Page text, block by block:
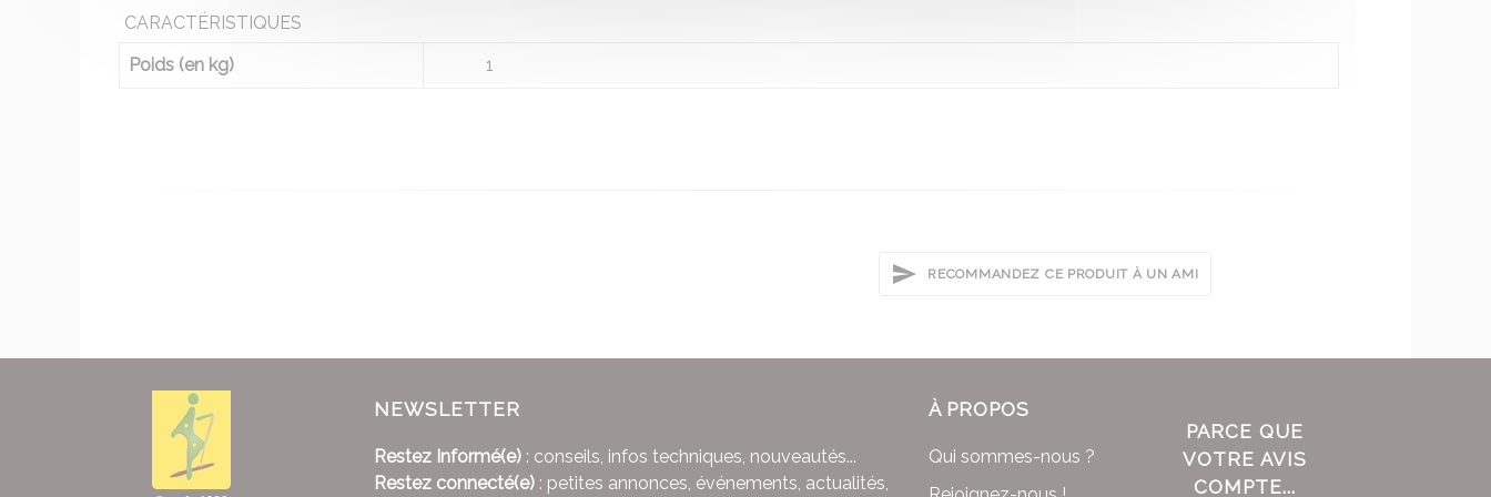
CARACTÉRISTIQUES
Poids (en kg)
1
RECOMMANDEZ CE PRODUIT À UN AMI
À PROPOS
Qui sommes-nous ?
PARCE QUE
VOTRE AVIS
COMPTE...
NEWSLETTER
Restez Informé(e) : conseils, infos techniques, nouveautés...
Restez connecté(e) : petites annonces, événements, actualités,